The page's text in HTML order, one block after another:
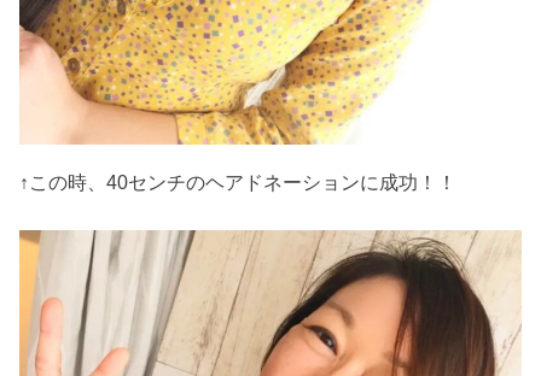
↑この時、40センチのヘアドネーションに成功！！